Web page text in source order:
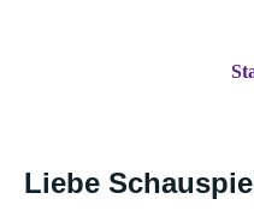
Liebe